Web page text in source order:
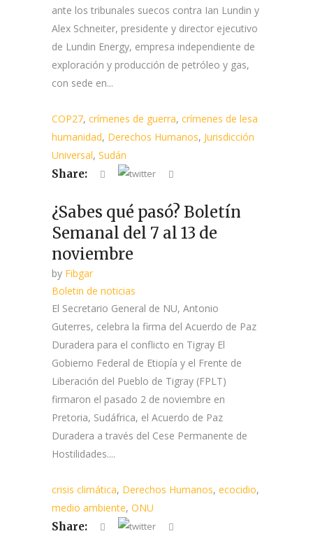
ante los tribunales suecos contra Ian Lundin y
Alex Schneiter, presidente y director ejecutivo
de Lundin Energy, empresa independiente de
exploración y producción de petróleo y gas,
con sede en...
COP27, crímenes de guerra, crímenes de lesa
humanidad, Derechos Humanos, Jurisdicción
Universal, Sudán
Share:
¿Sabes qué pasó? Boletín
Semanal del 7 al 13 de
noviembre
by Fibgar
Boletin de noticias
El Secretario General de NU, Antonio
Guterres, celebra la firma del Acuerdo de Paz
Duradera para el conflicto en Tigray El
Gobierno Federal de Etiopía y el Frente de
Liberación del Pueblo de Tigray (FPLT)
firmaron el pasado 2 de noviembre en
Pretoria, Sudáfrica, el Acuerdo de Paz
Duradera a través del Cese Permanente de
Hostilidades....
crisis climática, Derechos Humanos, ecocidio,
medio ambiente, ONU
Share: